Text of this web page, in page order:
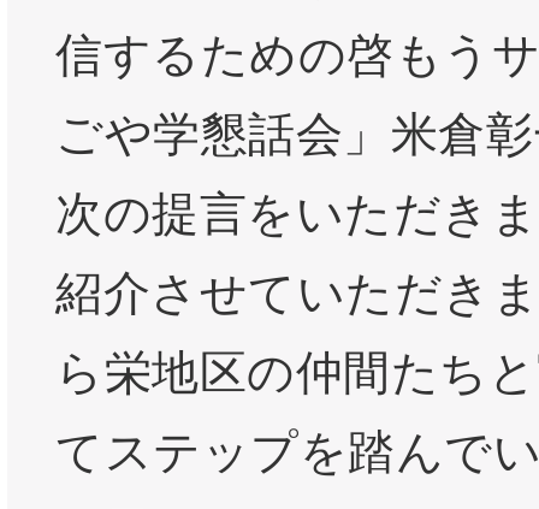
信するための啓もう
ごや学懇話会」米倉
次の提言をいただき
紹介させていただき
ら栄地区の仲間たち
てステップを踏んで